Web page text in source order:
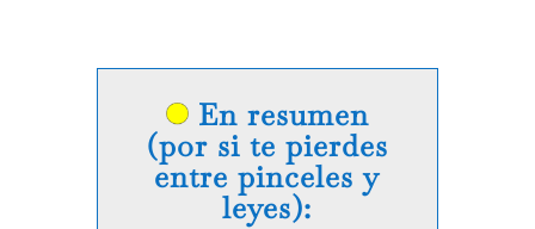
En resumen
(por si te pierdes
entre pinceles y
leyes):